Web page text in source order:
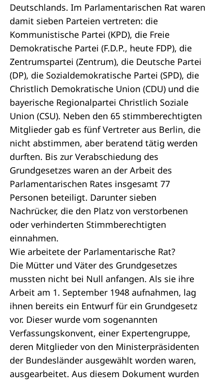
Deutschlands. Im Parlamentarischen Rat waren
damit sieben Parteien vertreten: die
Kommunistische Partei (KPD), die Freie
Demokratische Partei (F.D.P., heute FDP), die
Zentrumspartei (Zentrum), die Deutsche Partei
(DP), die Sozialdemokratische Partei (SPD), die
Christlich Demokratische Union (CDU) und die
bayerische Regionalpartei Christlich Soziale
Union (CSU). Neben den 65 stimmberechtigten
Mitglieder gab es fünf Vertreter aus Berlin, die
nicht abstimmen, aber beratend tätig werden
durften. Bis zur Verabschiedung des
Grundgesetzes waren an der Arbeit des
Parlamentarischen Rates insgesamt 77
Personen beteiligt. Darunter sieben
Nachrücker, die den Platz von verstorbenen
oder verhinderten Stimmberechtigten
einnahmen.
Wie arbeitete der Parlamentarische Rat?
Die Mütter und Väter des Grundgesetzes
mussten nicht bei Null anfangen. Als sie ihre
Arbeit am 1. September 1948 aufnahmen, lag
ihnen bereits ein Entwurf für ein Grundgesetz
vor. Dieser wurde vom sogenannten
Verfassungskonvent, einer Expertengruppe,
deren Mitglieder von den Ministerpräsidenten
der Bundesländer ausgewählt worden waren,
ausgearbeitet. Aus diesem Dokument wurden